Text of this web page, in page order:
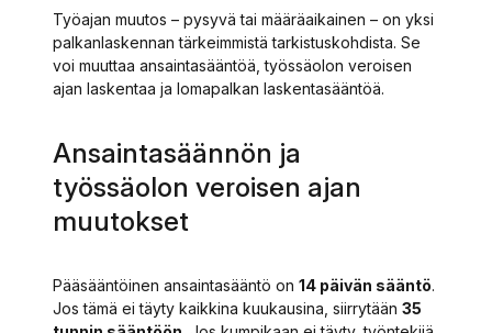
Työajan muutos – pysyvä tai määräaikainen – on yksi
palkanlaskennan tärkeimmistä tarkistuskohdista. Se
voi muuttaa ansaintasääntöä, työssäolon veroisen
ajan laskentaa ja lomapalkan laskentasääntöä.
Ansaintasäännön ja
työssäolon veroisen ajan
muutokset
Pääsääntöinen ansaintasääntö on 14 päivän sääntö.
Jos tämä ei täyty kaikkina kuukausina, siirrytään 35